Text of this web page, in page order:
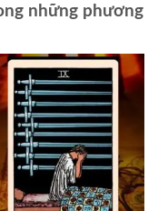
những phương